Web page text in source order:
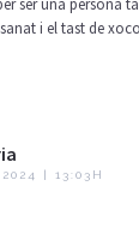
ser una persona
i el tast de
| 13:03H